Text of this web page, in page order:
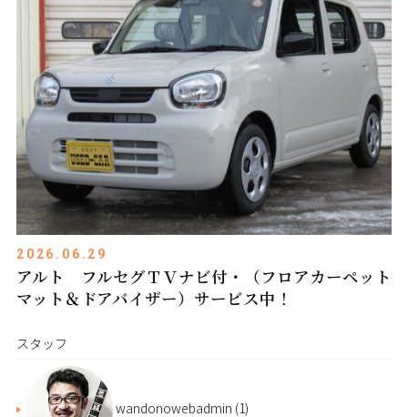
2026.06.29
アルト フルセグＴＶナビ付・（フロアカーペット
マット＆ドアバイザー）サービス中！
スタッフ
wandonowebadmin (1)